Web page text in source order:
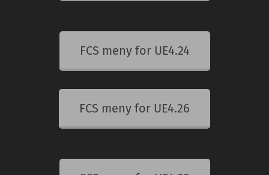
FCS meny for UE4.24
FCS meny for UE4.26